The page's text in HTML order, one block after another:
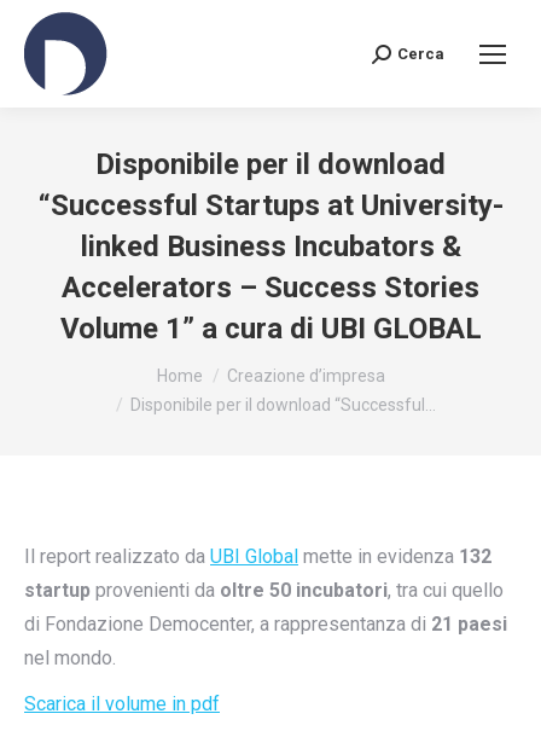
Search:
Cerca
Disponibile per il download
“Successful Startups at University-
linked Business Incubators &
Accelerators – Success Stories
Volume 1” a cura di UBI GLOBAL
Home
Creazione d’impresa
Disponibile per il download “Successful…
Il report realizzato da UBI Global mette in evidenza 132
startup provenienti da oltre 50 incubatori, tra cui quello
di Fondazione Democenter, a rappresentanza di 21 paesi
nel mondo.
Scarica il volume in pdf